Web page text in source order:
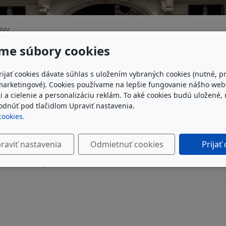
školy Miloša Ruppeldta od 1.1.2011. Zmluvy
zmlúv (CRZ) je zoznamom zmlúv uzatvorených
organizáciami týchto inštitúcií. Podľa
okne)
súbory cookies
cookies dávate súhlas s uložením vybraných cookies (nutné,
Cookies používame na lepšie fungovanie nášho
a cielenie a personalizáciu reklám. To aké cookies budú uložené,
pod tlačidlom Upraviť nastavenia.
nastavenia Odmietnuť cookies Prijať